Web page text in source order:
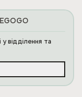
відділення та